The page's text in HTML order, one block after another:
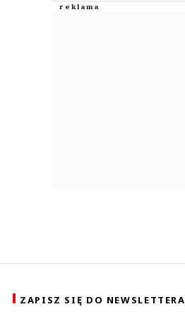
ZAPISZ SIĘ DO NEWSLETTERA